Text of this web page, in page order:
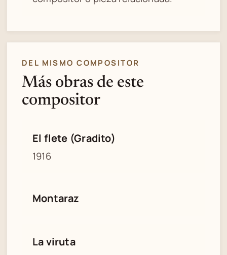
DEL MISMO COMPOSITOR
Más obras de este
compositor
El flete (Gradito)
1916
Montaraz
La viruta